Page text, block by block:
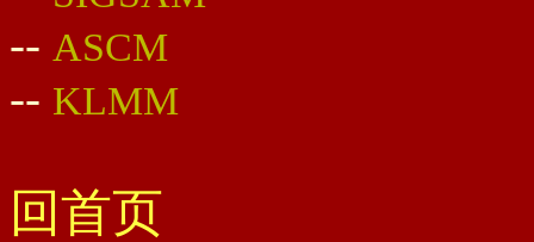
-- ASCM
-- KLMM
回首页